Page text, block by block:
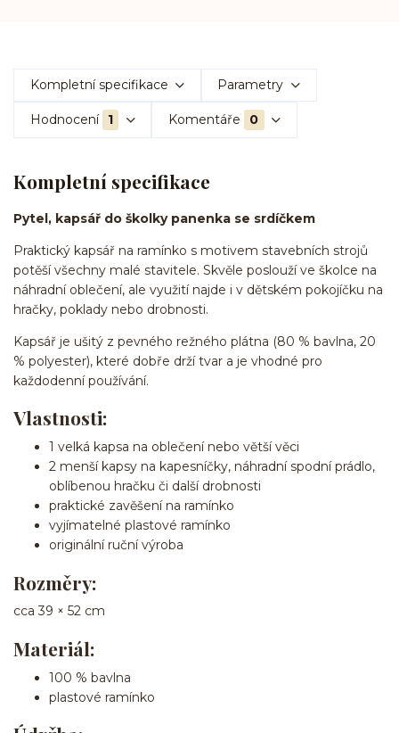
Kompletní specifikace Parametry
Hodnocení 1 Komentáře 0
Kompletní specifikace
Pytel, kapsář do školky panenka se srdíčkem
Praktický kapsář na ramínko s motivem stavebních strojů
potěší všechny malé stavitele. Skvěle poslouží ve školce na
náhradní oblečení, ale využití najde i v dětském pokojíčku na
hračky, poklady nebo drobnosti.
Kapsář je ušitý z pevného režného plátna (80 % bavlna, 20
% polyester), které dobře drží tvar a je vhodné pro
každodenní používání.
Vlastnosti:
1 velká kapsa na oblečení nebo větší věci
2 menší kapsy na kapesníčky, náhradní spodní prádlo,
oblíbenou hračku či další drobnosti
praktické zavěšení na ramínko
vyjímatelné plastové ramínko
originální ruční výroba
Rozměry:
cca 39 × 52 cm
Materiál:
100 % bavlna
plastové ramínko